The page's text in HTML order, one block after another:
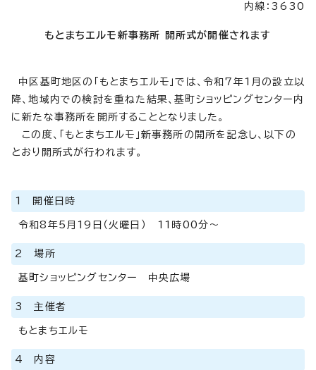
内線：3630
もとまちエルモ新事務所 開所式が開催されます
中区基町地区の「もとまちエルモ」では、令和7年1月の設立以
降、地域内での検討を重ねた結果、基町ショッピングセンター内
に新たな事務所を開所することとなりました。
この度、「もとまちエルモ」新事務所の開所を記念し、以下の
とおり開所式が行われます。
1 開催日時
令和8年5月19日（火曜日） 11時00分～
2 場所
基町ショッピングセンター 中央広場
3 主催者
もとまちエルモ
4 内容